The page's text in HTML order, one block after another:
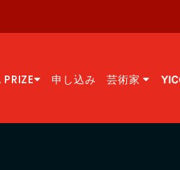
申し込み 芸術家